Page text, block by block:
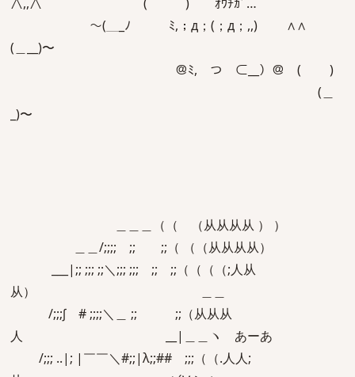
〜(＿_ﾉ ﾐ,；д；(；д；,,) ∧∧
(＿__)〜
＠ﾐ, つ ⊂__）＠ ( )
(＿
_)〜
＿＿＿（（ （从从从从 ） ）
＿＿/;;;; ;; ;;（ （（从从从从）
___|;; ;;; ;;＼;;; ;;; ;; ;;（（（（;人从
从） ＿＿
/;;;∫ # ;;;;＼＿ ;; ;;（从从从
人 __|＿＿ヽ あーあ
/;;; ..|; |￣￣＼#;;|λ;;## ;;;（（.人人;